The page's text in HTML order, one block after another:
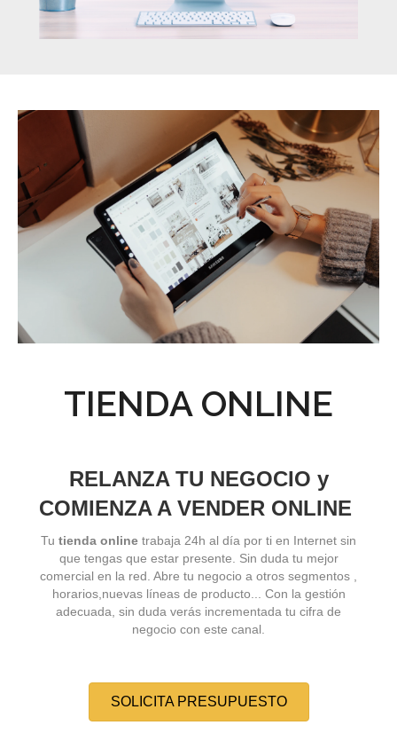
TIENDA ONLINE
RELANZA TU NEGOCIO y
COMIENZA A VENDER ONLINE
Tu tienda online trabaja 24h al día por ti en Internet sin
que tengas que estar presente. Sin duda tu mejor
comercial en la red. Abre tu negocio a otros segmentos ,
horarios,nuevas líneas de producto... Con la gestión
adecuada, sin duda verás incrementada tu cifra de
negocio con este canal.
SOLICITA PRESUPUESTO